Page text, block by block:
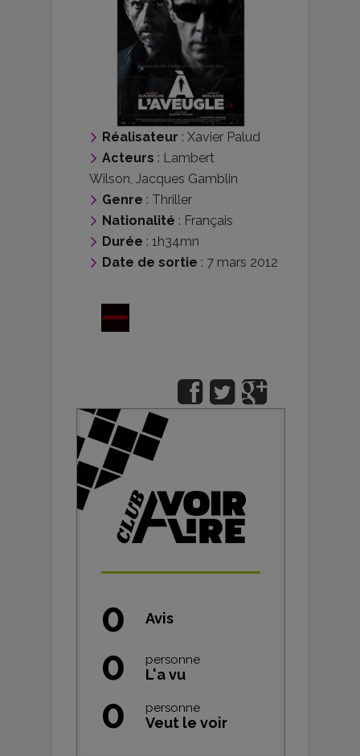
Réalisateur : Xavier Palud
Acteurs : Lambert
Wilson Jacques Gamblin
Genre : Thriller
Nationalité : Français
Durée : 1h34mn
Date de sortie : 7 mars 2012
0 Avis
0 personne
L'a vu
0 personne
Veut le voir